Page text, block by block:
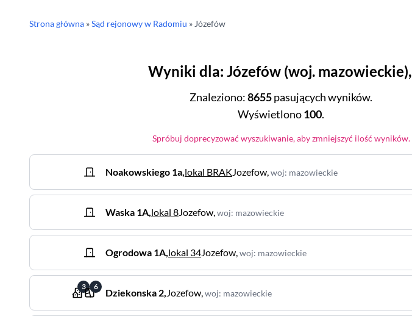
Strona główna »Sąd rejonowyw Radomiu » Józefów
Wyniki dla: Józefów (woj. mazowieckie),
Znaleziono:8655pasujących wyników.
Wyświetlono100.
Spróbuj doprecyzować wyszukiwanie, aby zmniejszyć ilość wyników.
Noakowskiego 1a,lokal BRAKJozefow,woj: mazowieckie
Waska 1A,lokal 8Jozefow,woj: mazowieckie
Ogrodowa 1A,lokal 34Jozefow,woj: mazowieckie
3 6
Dziekonska 2,Jozefow,woj: mazowieckie